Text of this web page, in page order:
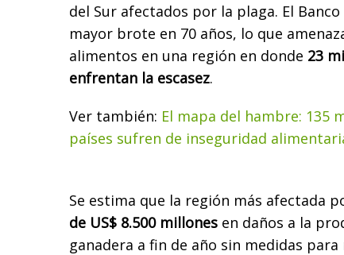
del Sur afectados por la plaga. El
mayor brote en 70 años, lo que
alimentos en una región en donde 23
enfrentan la escasez.
Ver también: El mapa del hambre: 135
países sufren de inseguridad
Se estima que la región más afectada
de US$ 8.500 millones en daños a la
ganadera a fin de año sin medidas